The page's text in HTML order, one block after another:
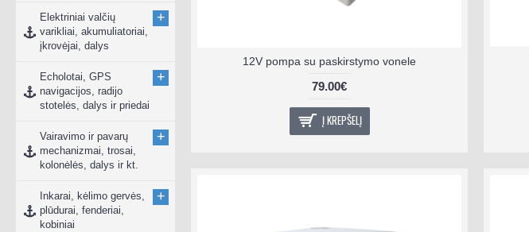
Elektriniai valčių
varikliai, akumuliatoriai,
įkrovėjai, dalys
+
Echolotai, GPS
navigacijos, radijo
stotelės, dalys ir priedai
+
Vairavimo ir pavarų
mechanizmai, trosai,
kolonėlės, dalys ir kt.
+
Inkarai, kėlimo gervės,
plūdurai, fenderiai,
kobiniai
+
12V pompa su paskirstymo vonele
79.00€
Į KREPŠELĮ